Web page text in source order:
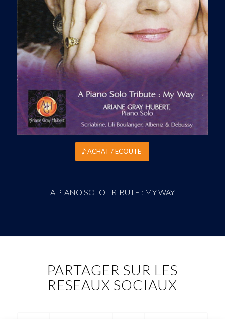
ACHAT / ECOUTE
A PIANO SOLO TRIBUTE : MY WAY
PARTAGER SUR LES
RESEAUX SOCIAUX